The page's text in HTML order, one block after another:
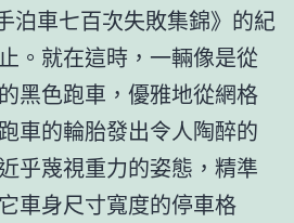
泊車七百次失敗集錦》的紀
。就在這時，一輛像是從
黑色跑車，優雅地從網格
車的輪胎發出令人陶醉的
乎蔑視重力的姿態，精準
車身尺寸寬度的停車格